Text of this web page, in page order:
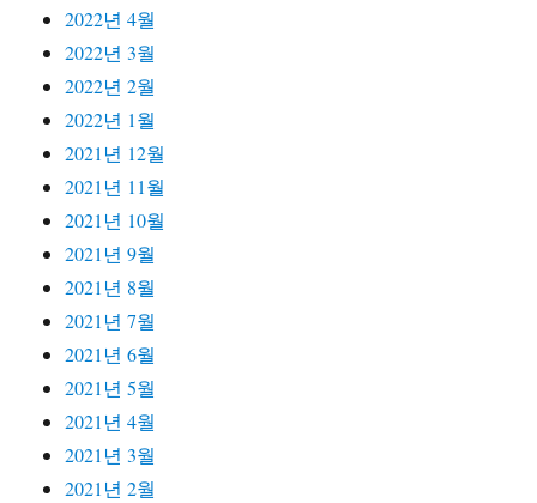
2022년 4월
2022년 3월
2022년 2월
2022년 1월
2021년 12월
2021년 11월
2021년 10월
2021년 9월
2021년 8월
2021년 7월
2021년 6월
2021년 5월
2021년 4월
2021년 3월
2021년 2월